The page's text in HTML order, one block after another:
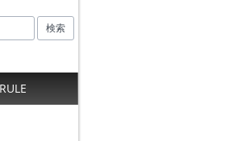
検索
RULE